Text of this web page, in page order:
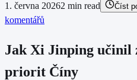
1. června 20262 min read Číst
komentářů
Jak Xi Jinping učinil
priorit Číny